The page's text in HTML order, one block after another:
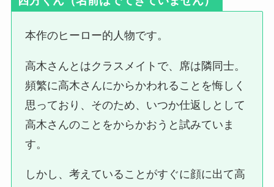
本作のヒーロー的人物です。
高木さんとはクラスメイトで、席は隣同士。
頻繁に高木さんにからかわれることを悔しく
思っており、そのため、いつか仕返しとして
高木さんのことをからかおうと試みていま
す。
しかし、考えていることがすぐに顔に出て高